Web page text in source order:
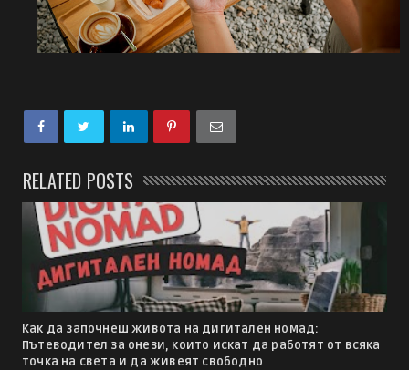
RELATED POSTS
Как да започнеш живота на дигитален номад:
Пътеводител за онези, които искат да работят от всяка
точка на света и да живеят свободно